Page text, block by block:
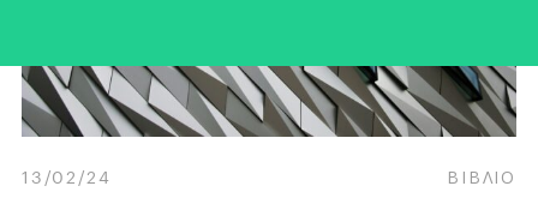
13/02/24 ΒΙΒΛΙΟ